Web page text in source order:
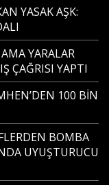
YASAK AŞK:
YARALAR
ÇAĞRISI YAPTI
100 BİN
BOMBA
UYUŞTURUCU